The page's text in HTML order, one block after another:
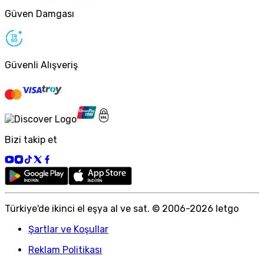
Güven Damgası
Güvenli Alışveriş
Bizi takip et
Türkiye'de ikinci el eşya al ve sat. © 2006-2026 letgo
Şartlar ve Koşullar
Reklam Politikası